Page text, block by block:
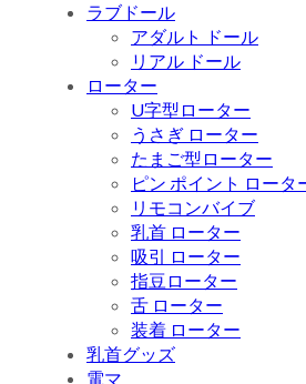
ラブドール
アダルト ドール
リアル ドール
ローター
U字型ローター
うさぎ ローター
たまご型ローター
ピン ポイント ロータ
リモコンバイブ
乳首 ローター
吸引 ローター
指豆ローター
舌 ローター
装着 ローター
乳首グッズ
電マ